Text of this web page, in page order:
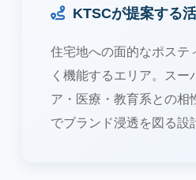
KTSCが提案する
住宅地への面的なポステ
く機能するエリア。スー
ア・医療・教育系との相
でブランド浸透を図る設